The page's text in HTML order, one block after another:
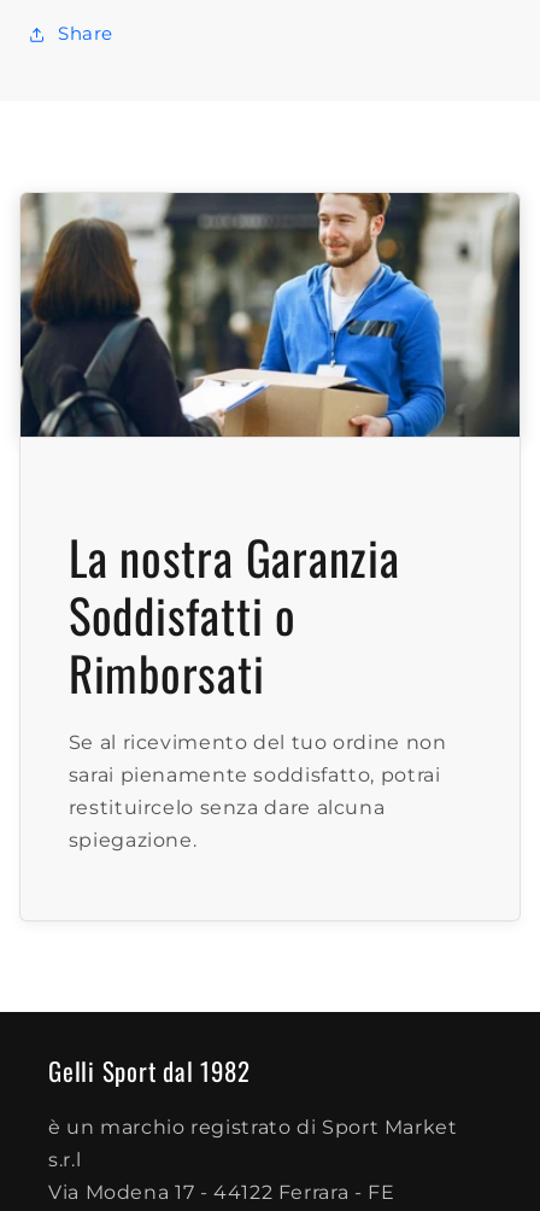
Share
La nostra Garanzia
Soddisfatti o
Rimborsati
Se al ricevimento del tuo ordine non
sarai pienamente soddisfatto, potrai
restituircelo senza dare alcuna
spiegazione.
Gelli Sport dal 1982
è un marchio registrato di Sport Market
s.r.l
Via Modena 17 - 44122 Ferrara - FE